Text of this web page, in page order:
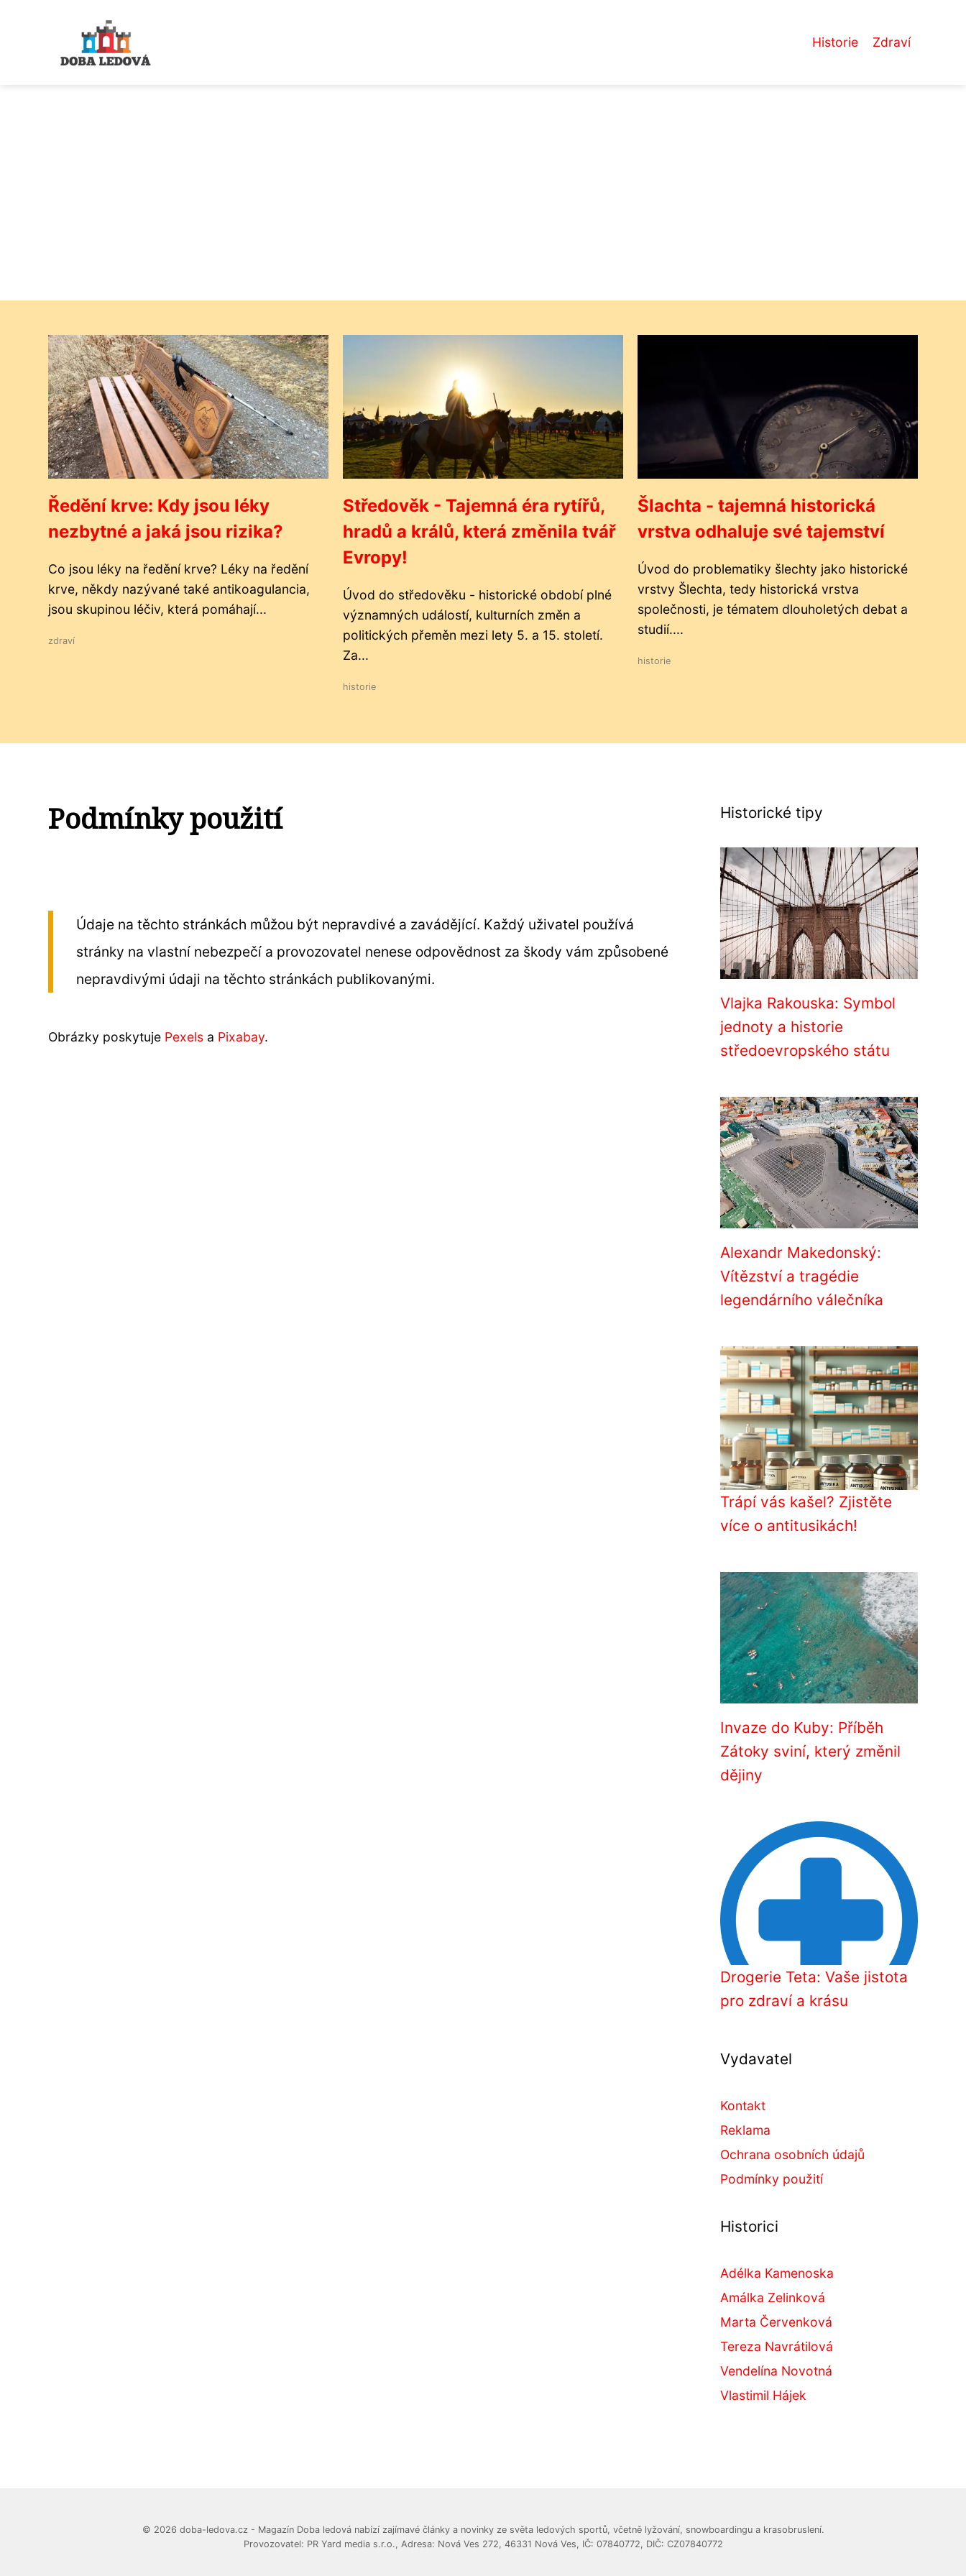
Historie Zdraví
Ředění krve: Kdy jsou léky
nezbytné a jaká jsou rizika?
Co jsou léky na ředění krve? Léky na ředění
krve, někdy nazývané také antikoagulancia,
jsou skupinou léčiv, která pomáhají...
zdraví
Středověk - Tajemná éra rytířů,
hradů a králů, která změnila tvář
Evropy!
Úvod do středověku - historické období plné
významných událostí, kulturních změn a
politických přeměn mezi lety 5. a 15. století.
Za...
historie
Šlachta - tajemná historická
vrstva odhaluje své tajemství
Úvod do problematiky šlechty jako historické
vrstvy Šlechta, tedy historická vrstva
společnosti, je tématem dlouholetých debat a
studií....
historie
Podmínky použití
Údaje na těchto stránkách můžou být nepravdivé a zavádějící. Každý uživatel používá
stránky na vlastní nebezpečí a provozovatel nenese odpovědnost za škody vám způsobené
nepravdivými údaji na těchto stránkách publikovanými.
Obrázky poskytuje Pexels a Pixabay.
Historické tipy
Vlajka Rakouska: Symbol
jednoty a historie
středoevropského státu
Alexandr Makedonský:
Vítězství a tragédie
legendárního válečníka
Trápí vás kašel? Zjistěte
více o antitusikách!
Invaze do Kuby: Příběh
Zátoky sviní, který změnil
dějiny
Drogerie Teta: Vaše jistota
pro zdraví a krásu
Vydavatel
Kontakt
Reklama
Ochrana osobních údajů
Podmínky použití
Historici
Adélka Kamenoska
Amálka Zelinková
Marta Červenková
Tereza Navrátilová
Vendelína Novotná
Vlastimil Hájek
© 2026 doba-ledova.cz - Magazín Doba ledová nabízí zajímavé články a novinky ze světa ledových sportů, včetně lyžování, snowboardingu a krasobruslení.
Provozovatel: PR Yard media s.r.o., Adresa: Nová Ves 272, 46331 Nová Ves, IČ: 07840772, DIČ: CZ07840772